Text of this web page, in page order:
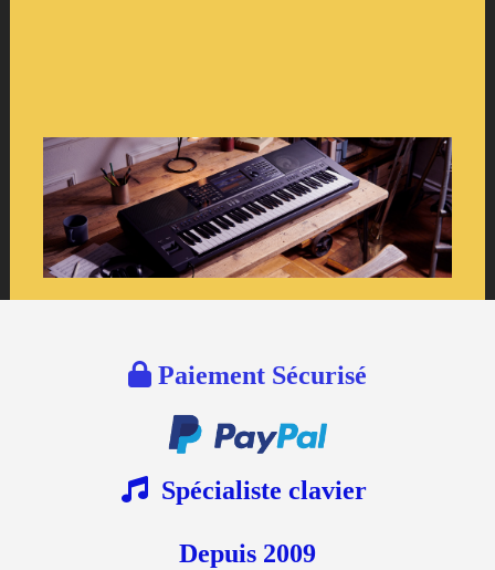
Paiement Sécurisé
Spécialiste clavier
Depuis 2009